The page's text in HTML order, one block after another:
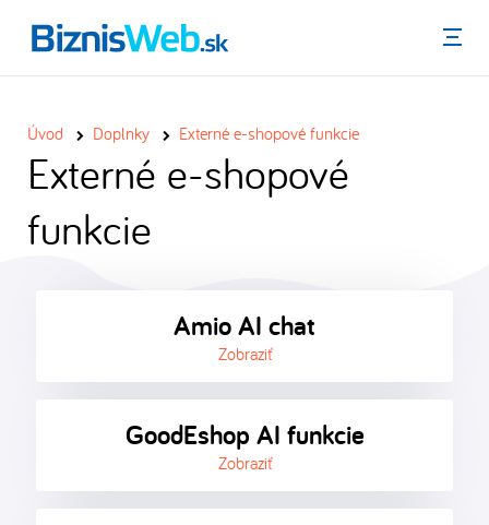
Menu
Externé e-shopové
funkcie
Úvod Doplnky Externé e-shopové funkcie
Amio AI chat
Zobraziť
GoodEshop AI funkcie
Zobraziť